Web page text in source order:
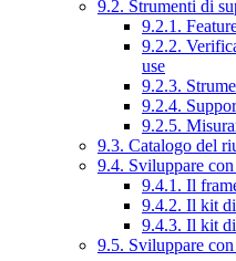
9.2. Strumenti di
9.2.1.
9.2.2.
use
9.2.3.
9.2.4.
9.2.5.
9.3. Catalogo del
9.4. Sviluppare
9.4.1. Il
9.4.2. Il kit
9.4.3. Il kit
9.5. Sviluppare